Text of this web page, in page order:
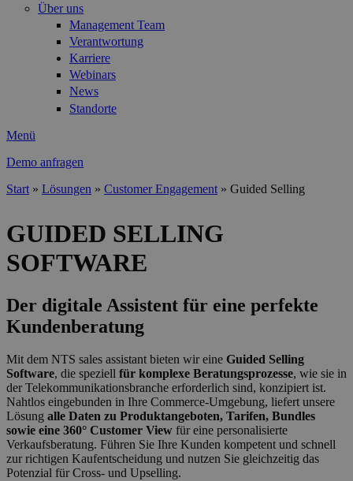
Über uns
Management Team
Verantwortung
Karriere
Webinars
News
Standorte
Menü
Demo anfragen
Start » Lösungen » Customer Engagement » Guided Selling
GUIDED SELLING
SOFTWARE
Der digitale Assistent für eine perfekte
Kundenberatung
Mit dem NTS sales assistant bieten wir eine Guided Selling
Software, die speziell für komplexe Beratungsprozesse, wie sie in
der Telekommunikationsbranche erforderlich sind, konzipiert ist.
Nahtlos eingebunden in Ihre Commerce-Umgebung, liefert unsere
Lösung alle Daten zu Produktangeboten, Tarifen, Bundles
sowie eine 360° Customer View für eine personalisierte
Verkaufsberatung. Führen Sie Ihre Kunden kompetent und schnell
zur richtigen Kaufentscheidung und nutzen Sie gleichzeitig das
Potenzial für Cross- und Upselling.